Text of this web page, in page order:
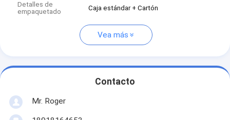
Detalles de
empaquetado
Caja estándar + Cartón
Vea más
Contacto
Mr. Roger